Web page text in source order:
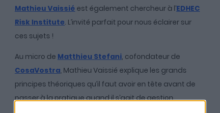
Mathieu Vaissié est également chercheur à l’EDHEC
Risk Institute. L’invité parfait pour nous éclairer sur
ces sujets !
Au micro de Matthieu Stefani, cofondateur de
CosaVostra, Mathieu Vaissié explique les grands
principes théoriques qu’il faut avoir en tête avant de
passer à la pratique quand il s’agit de gestion